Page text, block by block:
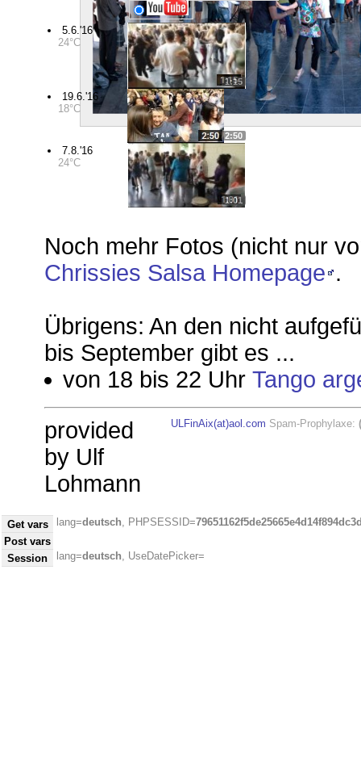
5.6.'16
24°C
1:15
19.6.'16
18°C
2:50
7.8.'16
24°C
1:01
Noch mehr Fotos (nicht nur
Chrissies Salsa Homepage .
Übrigens: An den nicht
bis September gibt es ...
von 18 bis 22 UhrTango
provided
by Ulf
Lohmann
ULFinAix(at)aol.com Spam-Prophylaxe:
Get vars lang=deutsch, PHPSESSID=
Post vars
Session
lang=deutsch, UseDatePicker=